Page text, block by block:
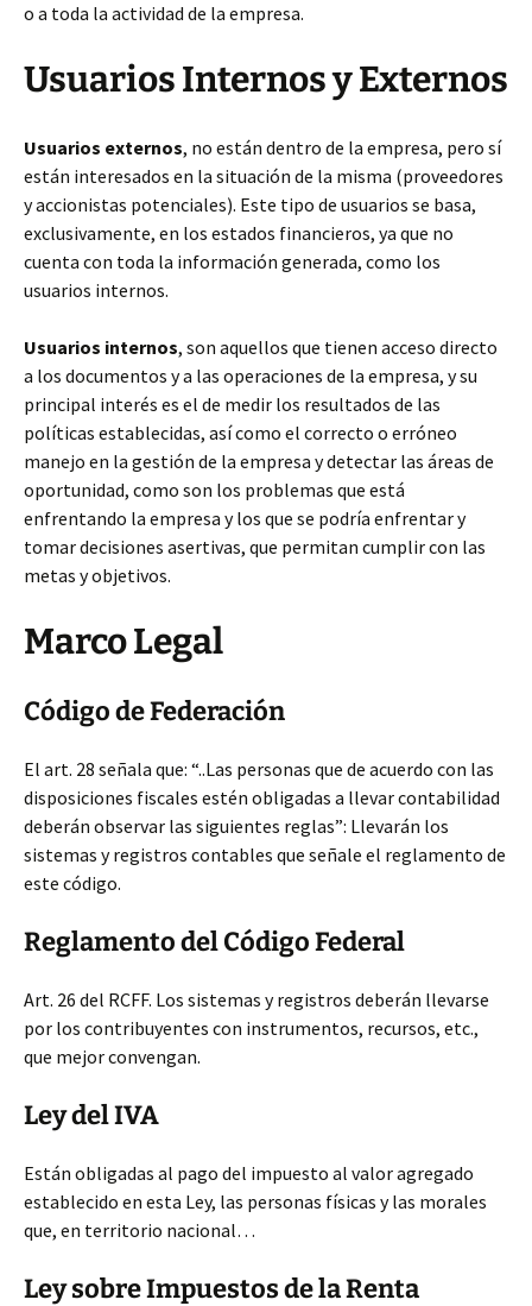
o a toda la actividad de la empresa.
Usuarios Internos y Externos
Usuarios externos, no están dentro de la empresa, pero sí
están interesados en la situación de la misma (proveedores
y accionistas potenciales). Este tipo de usuarios se basa,
exclusivamente, en los estados financieros, ya que no
cuenta con toda la información generada, como los
usuarios internos.
Usuarios internos, son aquellos que tienen acceso directo
a los documentos y a las operaciones de la empresa, y su
principal interés es el de medir los resultados de las
políticas establecidas, así como el correcto o erróneo
manejo en la gestión de la empresa y detectar las áreas de
oportunidad, como son los problemas que está
enfrentando la empresa y los que se podría enfrentar y
tomar decisiones asertivas, que permitan cumplir con las
metas y objetivos.
Marco Legal
Código de Federación
El art. 28 señala que: “..Las personas que de acuerdo con las
disposiciones fiscales estén obligadas a llevar contabilidad
deberán observar las siguientes reglas”: Llevarán los
sistemas y registros contables que señale el reglamento de
este código.
Reglamento del Código Federal
Art. 26 del RCFF. Los sistemas y registros deberán llevarse
por los contribuyentes con instrumentos, recursos, etc.,
que mejor convengan.
Ley del IVA
Están obligadas al pago del impuesto al valor agregado
establecido en esta Ley, las personas físicas y las morales
que, en territorio nacional…
Ley sobre Impuestos de la Renta